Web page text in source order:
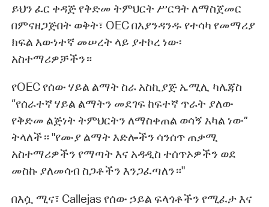
ይህን ፈር ቀዳጅ የቅድመ ትምህርት ሥርዓት ለማስጀመር
በምናዘጋጅበት ወቅት፣ OEC በእያንዳንዱ የተሳካ የመማሪያ
ክፍል እውነተኛ መሠረት ላይ ያተኮረ ነው፡
አስተማሪዎቻችን።
የOEC የሰው ሃይል ልማት ስራ አስኪያጅ ኤሚሊ ካሌጃስ
“የሰራተኛ ሃይል ልማትን መደገፍ ከፍተኛ ጥራት ያለው
የቅድመ ልጅነት ትምህርትን ለማስቀጠል ወሳኝ አካል ነው”
ትላለች። "የሙያ ልማት እድሎችን ሳንሰጥ ጠቃሚ
አስተማሪዎችን የማጣት እና አዳዲስ ተሰጥኦዎችን ወደ
መስኩ ያለመሳብ ስጋቶችን እንጋፈጣለን።"
በእሷ ሚና፣ Callejas የሰው ኃይል ፍላጎቶችን የሚፈታ እና